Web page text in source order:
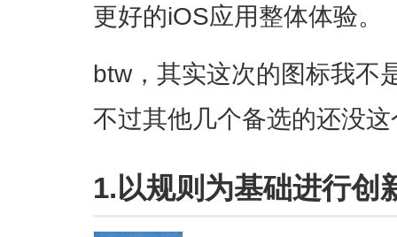
更好的iOS应用整体体验。
btw，其实这次的图标我不
不过其他几个备选的还没
1.以规则为基础进行创